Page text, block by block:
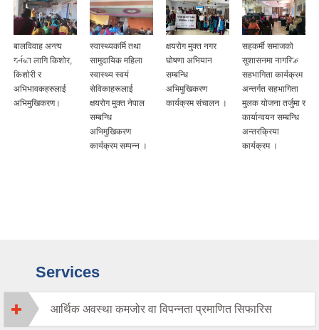
बालविवाह अन्त्य
गर्नका लागि किशोर,
किशोरी र
अभिभावकहरुलाई
अभिमुखिकरण।
स्वास्थ्यकर्मि तथा
सामुदायिक महिला
स्वास्थ्य स्वयं
सेविकाहरूलाई
क्षयरोग मुक्त नेपाल
सम्बन्धि
अभिमुखिकरण
कार्यक्रम सम्पन्न ।
क्षयरोग मुक्त नगर
घोषणा अभियान
सम्बन्धि
अभिमुखिकरण
कार्यक्रम संचालन ।
सहकर्मी समाजको
सुशासनमा नागरिक
सहभागिता कार्यक्रम
अन्तर्गत सहभागिता
मुलक योजना तर्जुमा र
कार्यान्वयन सम्बन्धि
अन्तरक्रिया
कार्यक्रम ।
Services
आर्थिक अवस्था कमजोर वा विपन्नता प्रमाणित सिफारिस